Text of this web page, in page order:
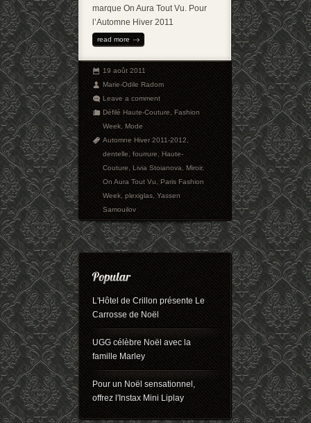
marque On Aura Tout Vu. Pour
l’Automne Hiver 2011
read more
19 août 2011
Marie-Odile Radom
Leave a comment
Défilé Haute-Couture,Fashion
Week,Mode
Automne Hiver 2011-2012,
dentelle,fourrure,Haute-
Couture,Livia Stoianova,Miroir,
On Aura Tout Vu,Paris Fashion
Week,plexiglas,Yassen
Samouilov
L'Hôtel de Crillon présente Le
Carrosse de Noël
UGG célèbre Noël avec la
famille Marley
Pour un Noël sensationnel,
offrez l'Instax Mini Liplay